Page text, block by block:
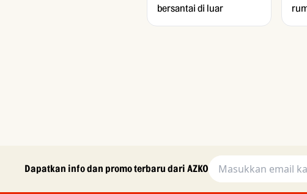
bersantai di luar
Dapatkan info dan promo terbaru dari AZKO